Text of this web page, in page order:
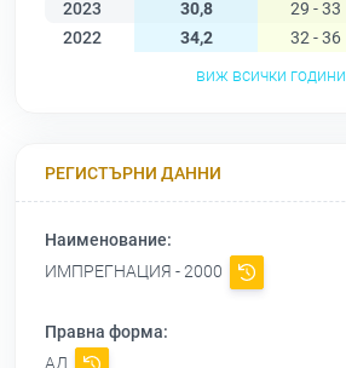
2023
30,8 29 - 33
2022
34,2 32 - 36
виж всички години
РЕГИСТЪРНИ ДАННИ
Наименование:
ИМПРЕГНАЦИЯ - 2000
Правна форма:
АД